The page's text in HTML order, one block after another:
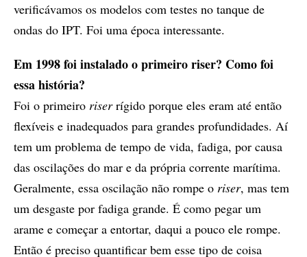
verificávamos os modelos com testes no tanque de
ondas do IPT. Foi uma época interessante.
Em 1998 foi instalado o primeiro riser? Como foi
essa história?
Foi o primeiro riserrígido porque eles eram até então
flexíveis e inadequados para grandes profundidades. Aí
tem um problema de tempo de vida, fadiga, por causa
das oscilações do mar e da própria corrente marítima.
Geralmente, essa oscilação não rompe o riser, mas tem
um desgaste por fadiga grande. É como pegar um
arame e começar a entortar, daqui a pouco ele rompe.
Então é preciso quantificar bem esse tipo de coisa